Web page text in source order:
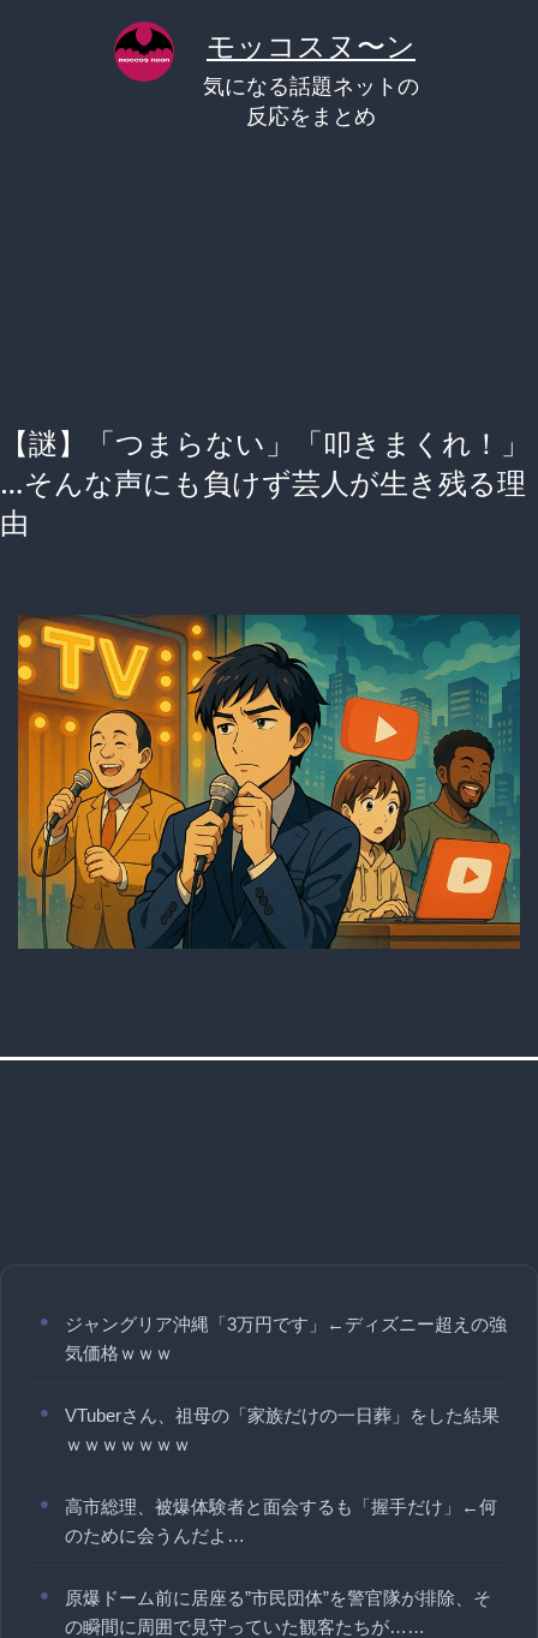
モッコスヌ〜ン
気になる話題ネットの
反応をまとめ
【謎】「つまらない」「叩きまくれ！」
…そんな声にも負けず芸人が生き残る理
由
ジャングリア沖縄「3万円です」←ディズニー超えの強
気価格ｗｗｗ
VTuberさん、祖母の「家族だけの一日葬」をした結果
ｗｗｗｗｗｗｗ
高市総理、被爆体験者と面会するも「握手だけ」←何
のために会うんだよ…
原爆ドーム前に居座る”市民団体”を警官隊が排除、そ
の瞬間に周囲で見守っていた観客たちが……